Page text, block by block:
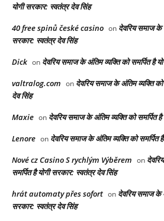
योगी सरकार: स्वतंत्र देव सिंह
40 free spinů české casino on देवरिय समाज के
सरकार: स्वतंत्र देव सिंह
Dick on देवरिय समाज के अंतिम व्यक्ति को समर्पित है
valtralog.com on देवरिय समाज के अंतिम व्यक्ति
देव सिंह
Maxie on देवरिय समाज के अंतिम व्यक्ति को समर्पित
Lenore on देवरिय समाज के अंतिम व्यक्ति को समर्पित
Nové cz Casino S rychlým Výběrem on
समर्पित है योगी सरकार: स्वतंत्र देव सिंह
hrát automaty přes sofort on देवरिय समाज के
सरकार: स्वतंत्र देव सिंह